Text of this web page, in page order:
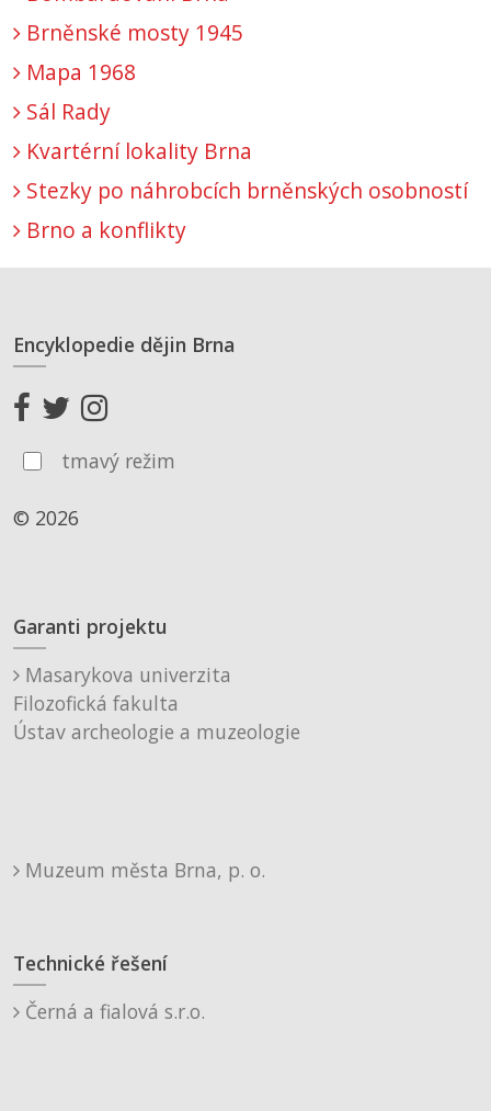
Brněnské mosty 1945
Mapa 1968
Sál Rady
Kvartérní lokality Brna
Stezky po náhrobcích brněnských osobností
Brno a konflikty
Encyklopedie dějin Brna
tmavý režim
© 2026
Garanti projektu
Masarykova univerzita
Filozofická fakulta
Ústav archeologie a muzeologie
Muzeum města Brna, p. o.
Technické řešení
Černá a fialová s.r.o.